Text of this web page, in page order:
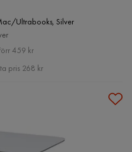
Ultrabooks, Silver
459 kr
pris 268 kr